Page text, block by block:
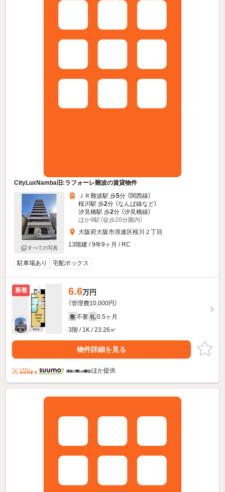
CityLuxNamba旧:ラフォーレ難波の賃貸物件
すべての写真
ＪＲ難波駅 歩5分 （関西線）
桜川駅 歩2分 （なんば線など）
汐見橋駅 歩2分 （汐見橋線）
ほか9駅（徒歩20分圏内）
大阪府大阪市浪速区桜川２丁目
13階建 / 9年9ヶ月 / RC
駐車場あり 宅配ボックス
新着 6.6万円
（管理費10,000円）
敷 不要 礼 0.5ヶ月
3階 / 1K / 23.26㎡
物件詳細を見る
ほか提供